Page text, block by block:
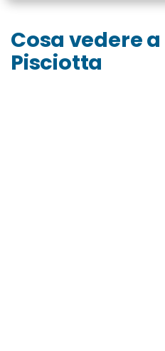
Cosa vedere
Pisciotta